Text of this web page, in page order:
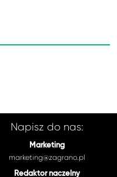
Napisz do nas:
Marketing
marketing@zagrano.pl
Redaktor naczelny